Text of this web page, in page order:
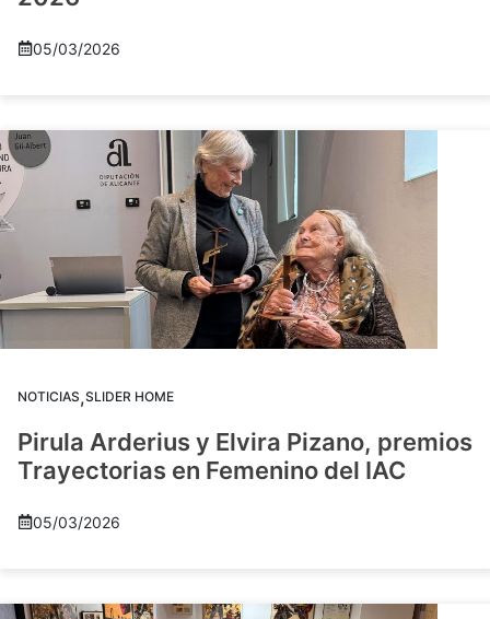
05/03/2026
NOTICIAS,SLIDER HOME
Pirula Arderius y Elvira Pizano, premios
Trayectorias en Femenino del IAC
05/03/2026